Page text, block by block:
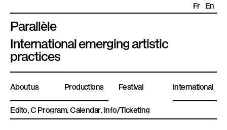
Parallèle
P
l
a
t
e
f
o
International emerging artistic
practices
Fr En
About us Productions Festival International
Edito Program Calendar Info/Ticketing